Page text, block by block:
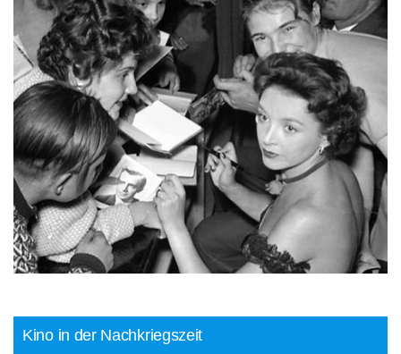
Kino in der Nachkriegszeit